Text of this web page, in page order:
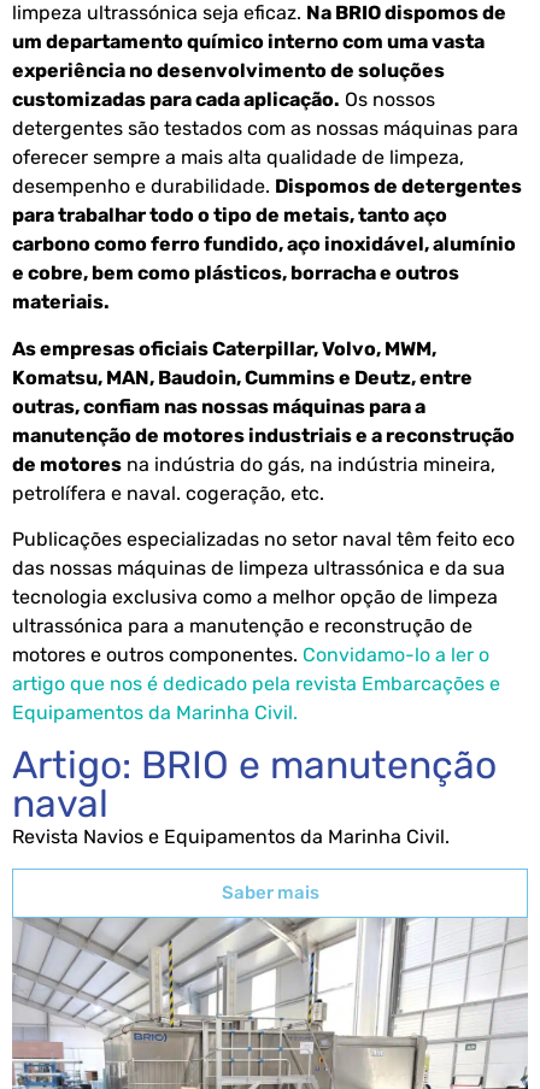
limpeza ultrassónica seja eficaz. Na BRIO dispomos de
um departamento químico interno com uma vasta
experiência no desenvolvimento de soluções
customizadas para cada aplicação. Os nossos
detergentes são testados com as nossas máquinas para
oferecer sempre a mais alta qualidade de limpeza,
desempenho e durabilidade. Dispomos de detergentes
para trabalhar todo o tipo de metais, tanto aço
carbono como ferro fundido, aço inoxidável, alumínio
e cobre, bem como plásticos, borracha e outros
materiais.
As empresas oficiais Caterpillar, Volvo, MWM,
Komatsu, MAN, Baudoin, Cummins e Deutz, entre
outras, confiam nas nossas máquinas para a
manutenção de motores industriais e a reconstrução
de motores na indústria do gás, na indústria mineira,
petrolífera e naval. cogeração, etc.
Publicações especializadas no setor naval têm feito eco
das nossas máquinas de limpeza ultrassónica e da sua
tecnologia exclusiva como a melhor opção de limpeza
ultrassónica para a manutenção e reconstrução de
motores e outros componentes. Convidamo-lo a ler o
artigo que nos é dedicado pela revista Embarcações e
Equipamentos da Marinha Civil.
Artigo: BRIO e manutenção
naval
Revista Navios e Equipamentos da Marinha Civil.
Saber mais